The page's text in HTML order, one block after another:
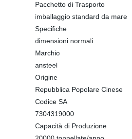
Pacchetto di Trasporto
imballaggio standard da mare
Specifiche
dimensioni normali
Marchio
ansteel
Origine
Repubblica Popolare Cinese
Codice SA
7304319000
Capacità di Produzione